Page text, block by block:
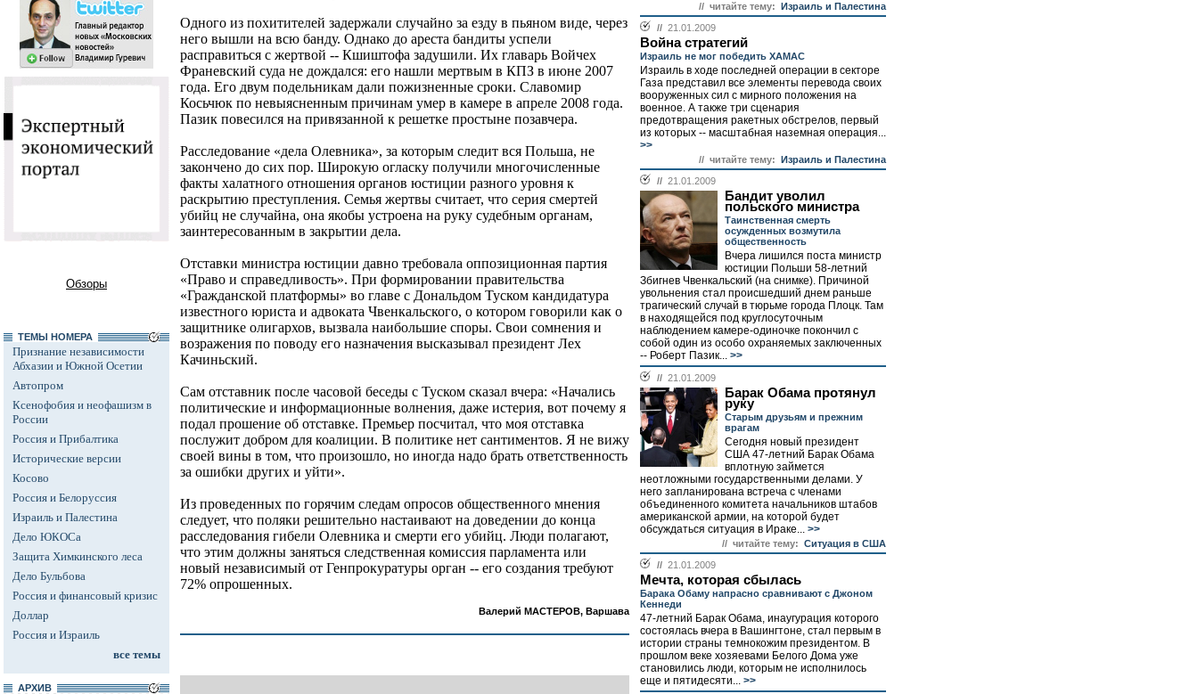
Обзоры
ТЕМЫ НОМЕРА
Признание независимости
Абхазии и Южной Осетии
Автопром
Ксенофобия и неофашизм в
России
Россия и Прибалтика
Исторические версии
Косово
Россия и Белоруссия
Израиль и Палестина
Дело ЮКОСа
Защита Химкинского леса
Дело Бульбова
Россия и финансовый кризис
Доллар
Россия и Израиль
все темы
АРХИВ
Одного из похитителей задержали случайно за езду в пьяном виде, через
него вышли на всю банду. Однако до ареста бандиты успели
расправиться с жертвой -- Кшиштофа задушили. Их главарь Войчех
Франевский суда не дождался: его нашли мертвым в КПЗ в июне 2007
года. Его двум подельникам дали пожизненные сроки. Славомир
Косьчюк по невыясненным причинам умер в камере в апреле 2008 года.
Пазик повесился на привязанной к решетке простыне позавчера.
Расследование «дела Олевника», за которым следит вся Польша, не
закончено до сих пор. Широкую огласку получили многочисленные
факты халатного отношения органов юстиции разного уровня к
раскрытию преступления. Семья жертвы считает, что серия смертей
убийц не случайна, она якобы устроена на руку судебным органам,
заинтересованным в закрытии дела.
Отставки министра юстиции давно требовала оппозиционная партия
«Право и справедливость». При формировании правительства
«Гражданской платформы» во главе с Дональдом Туском кандидатура
известного юриста и адвоката Чвенкальского, о котором говорили как о
защитнике олигархов, вызвала наибольшие споры. Свои сомнения и
возражения по поводу его назначения высказывал президент Лех
Качиньский.
Сам отставник после часовой беседы с Туском сказал вчера: «Начались
политические и информационные волнения, даже истерия, вот почему я
подал прошение об отставке. Премьер посчитал, что моя отставка
послужит добром для коалиции. В политике нет сантиментов. Я не вижу
своей вины в том, что произошло, но иногда надо брать ответственность
за ошибки других и уйти».
Из проведенных по горячим следам опросов общественного мнения
следует, что поляки решительно настаивают на доведении до конца
расследования гибели Олевника и смерти его убийц. Люди полагают,
что этим должны заняться следственная комиссия парламента или
новый независимый от Генпрокуратуры орган -- его создания требуют
72% опрошенных.
Валерий МАСТЕРОВ, Варшава
// читайте тему: Израиль и Палестина
// 21.01.2009
Война стратегий
Израиль не мог победить ХАМАС
Израиль в ходе последней операции в секторе
Газа представил все элементы перевода своих
вооруженных сил с мирного положения на
военное. А также три сценария
предотвращения ракетных обстрелов, первый
из которых -- масштабная наземная операция...
>>
// читайте тему: Израиль и Палестина
// 21.01.2009
Бандит уволил
польского министра
Таинственная смерть
осужденных возмутила
общественность
Вчера лишился поста министр
юстиции Польши 58-летний
Збигнев Чвенкальский (на снимке). Причиной
увольнения стал происшедший днем раньше
трагический случай в тюрьме города Плоцк. Там
в находящейся под круглосуточным
наблюдением камере-одиночке покончил с
собой один из особо охраняемых заключенных
-- Роберт Пазик... >>
// 21.01.2009
Барак Обама протянул
руку
Старым друзьям и прежним
врагам
Сегодня новый президент
США 47-летний Барак Обама
вплотную займется
неотложными государственными делами. У
него запланирована встреча с членами
объединенного комитета начальников штабов
американской армии, на которой будет
обсуждаться ситуация в Ираке... >>
// читайте тему: Ситуация в США
// 21.01.2009
Мечта, которая сбылась
Барака Обаму напрасно сравнивают с Джоном
Кеннеди
47-летний Барак Обама, инаугурация которого
состоялась вчера в Вашингтоне, стал первым в
истории страны темнокожим президентом. В
прошлом веке хозяевами Белого Дома уже
становились люди, которым не исполнилось
еще и пятидесяти... >>